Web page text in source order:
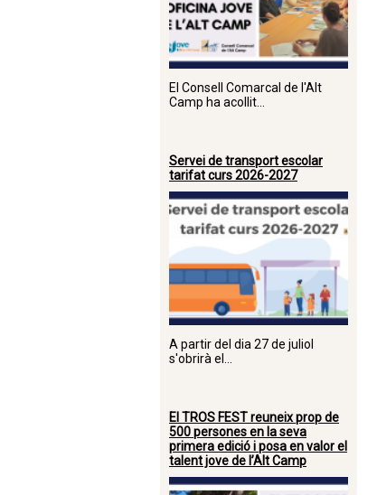
El Consell Comarcal de l'Alt
Camp ha acollit...
Servei de transport escolar
tarifat curs 2026-2027
A partir del dia 27 de juliol
s'obrirà el...
El TROS FEST reuneix prop de
500 persones en la seva
primera edició i posa en valor el
talent jove de l’Alt Camp